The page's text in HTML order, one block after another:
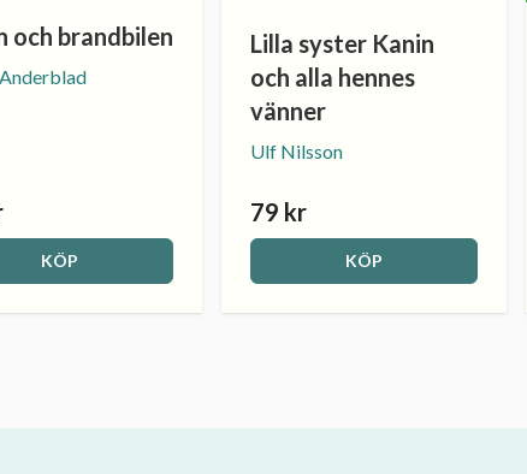
och brandbilen
KÖP
Lilla syster Kanin
och alla hennes
vänner
Ulf Nilsson
79 kr
KÖP